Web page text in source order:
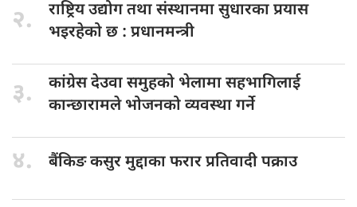
२. राष्ट्रिय उद्योगतथा संस्थानमा सुधारका प्रयास
भइरहेको छ : प्रधानमन्त्री
३. कांग्रेस देउवासमुहको भेलामा सहभागिलाई
कान्छारामले भोजनको व्यवस्था गर्ने
४. बैंकिङ कसुरमुद्दाका फरार प्रतिवादी पक्राउ